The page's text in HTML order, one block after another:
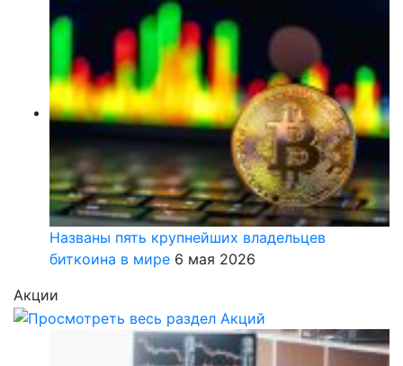
Названы пять крупнейших владельцев
биткоина в мире 6 мая 2026
Акции